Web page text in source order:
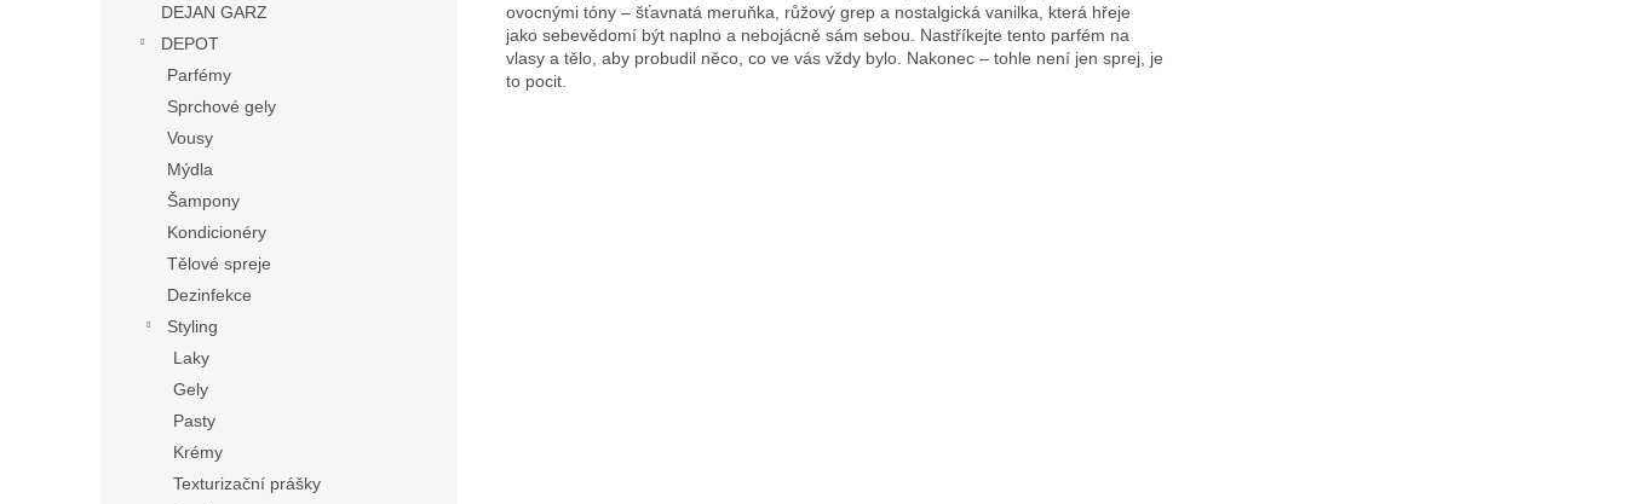
DEJAN GARZ
DEPOT
Parfémy
Sprchové gely
Vousy
Mýdla
Šampony
Kondicionéry
Tělové spreje
Dezinfekce
Styling
Laky
Gely
Pasty
Krémy
Texturizační prášky
ovocnými tóny – šťavnatá meruňka, růžový grep a nostalgická vanilka, která hřeje
jako sebevědomí být naplno a nebojácně sám sebou. Nastříkejte tento parfém na
vlasy a tělo, aby probudil něco, co ve vás vždy bylo. Nakonec – tohle není jen sprej, je
to pocit.